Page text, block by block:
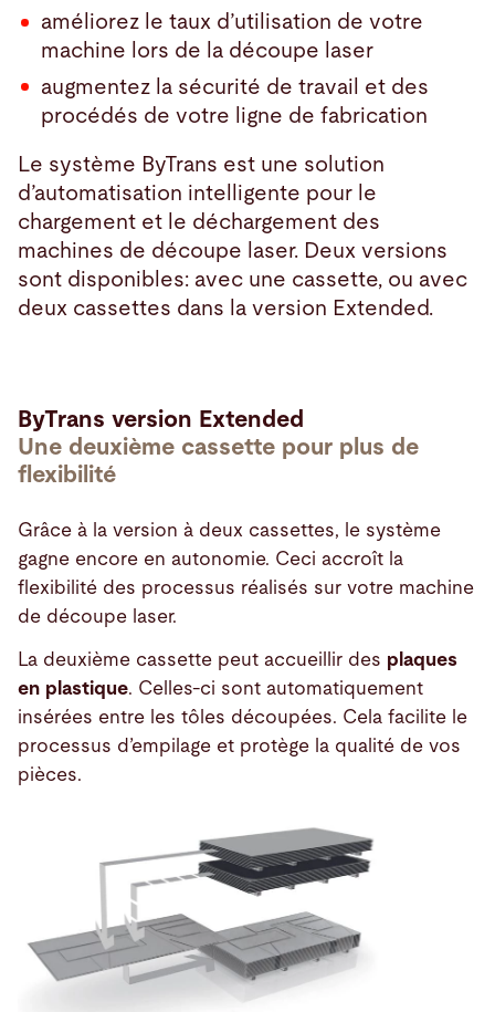
améliorez le taux d’utilisation de votre
machine lors de la découpe laser
augmentez la sécurité de travail et des
procédés de votre ligne de fabrication
Le système ByTrans est une solution
d’automatisation intelligente pour le
chargement et le déchargement des
machines de découpe laser. Deux versions
sont disponibles: avec une cassette, ou avec
deux cassettes dans la version Extended.
ByTrans version Extended
Une deuxième cassette pour plus de
flexibilité
Grâce à la version à deux cassettes, le système
gagne encore en autonomie. Ceci accroît la
flexibilité des processus réalisés sur votre machine
de découpe laser.
La deuxième cassette peut accueillir des plaques
en plastique. Celles-ci sont automatiquement
insérées entre les tôles découpées. Cela facilite le
processus d’empilage et protège la qualité de vos
pièces.